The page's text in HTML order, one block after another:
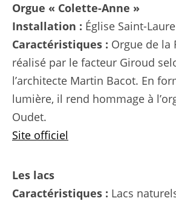
Orgue « Colette-Anne »
Installation : Église Saint-
Caractéristiques : Orgue de la
réalisé par le facteur Giroud
l’architecte Martin Bacot. En
lumière, il rend hommage à
Oudet.
Site officiel
Les lacs
Caractéristiques : Lacs